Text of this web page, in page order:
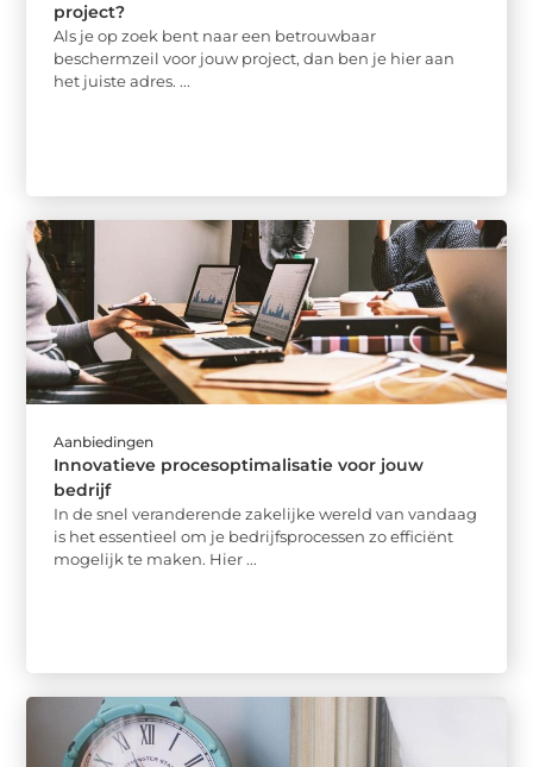
project?
Als je op zoek bent naar een betrouwbaar
beschermzeil voor jouw project, dan ben je hier aan
het juiste adres. ...
Aanbiedingen
Innovatieve procesoptimalisatie voor jouw
bedrijf
In de snel veranderende zakelijke wereld van vandaag
is het essentieel om je bedrijfsprocessen zo efficiënt
mogelijk te maken. Hier ...